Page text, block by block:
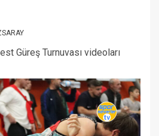
Güreş Turnuvası videoları